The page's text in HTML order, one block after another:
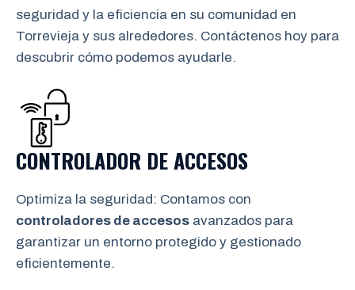
seguridad y la eficiencia en su comunidad en
Torrevieja y sus alrededores. Contáctenos hoy para
descubrir cómo podemos ayudarle.
CONTROLADOR DE ACCESOS
Optimiza la seguridad: Contamos con
controladores de accesos avanzados para
garantizar un entorno protegido y gestionado
eficientemente.